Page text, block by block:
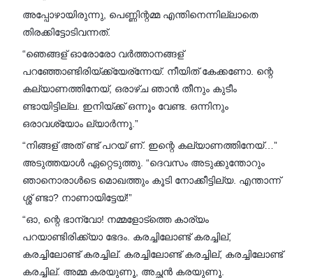
അപ്പോഴായിരുന്നു, പെണ്ണിന്റമ്മ എന്തിനെന്നില്ലാതെ
തിരക്കിട്ടോടിവന്നത്.
“ഞെങ്ങള് ഓരോരോ വർത്താനങ്ങള്
പറഞ്ഞോണ്ടിരിയ്ക്ക്യേര്ന്നേയ്. നീയിത് കേക്കണോ. ന്റെ
കല്യാണത്തിനേയ്, ഒരാഴ്‌ച ഞാൻ തീനും കുടീം
ണ്ടായിട്ടില്ല. ഇനിയ്ക്ക് ഒന്നൂം വേണ്ട. ഒന്നിനും
ഒരാവശ്യോം ല്യാർന്നൂ.”
“നിങ്ങള് അത് ണ്ട് പറയ് ണ്. ഇന്റെ കല്യാണത്തിനേയ്…”
അടുത്തയാൾ ഏറ്റെടുത്തു. “ദെവസം അടുക്കുന്തോറും
ഞാനൊരാൾടെ മൊഖത്തും കൂടി നോക്കീട്ടില്യ. എന്താന്ന്
ശ്ശ് ണ്ടാ? നാണായിട്ടേയ്!”
“ഓ, ന്റെ ഭാന്വോ! നമ്മളോട്ത്തെ കാര്യം
പറയാണ്ടിരിക്ക്യാ ഭേദം. കരച്ചിലോണ്ട് കരച്ചില്,
കരച്ചിലോണ്ട് കരച്ചില്. കരച്ചിലോണ്ട് കരച്ചില്, കരച്ചിലോണ്ട്
കരച്ചില്. അമ്മ കരയുണൂ, അച്ഛൻ കരയുണൂ.